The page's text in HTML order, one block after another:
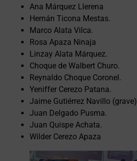
Ana Márquez Llerena
Hernán Ticona Mestas.
Marco Alata Vilca.
Rosa Apaza Ninaja
Linzay Alata Márquez.
Choque de Walbert Churo.
Reynaldo Choque Coronel.
Yeniffer Cerezo Patana.
Jaime Gutiérrez Navillo (grave)
Juan Delgado Pusma.
Juan Quispe Achata.
Wilder Cerezo Apaza